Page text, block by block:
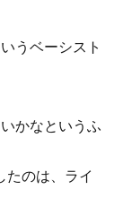
うベーシスト
かなというふ
たのは、ライ